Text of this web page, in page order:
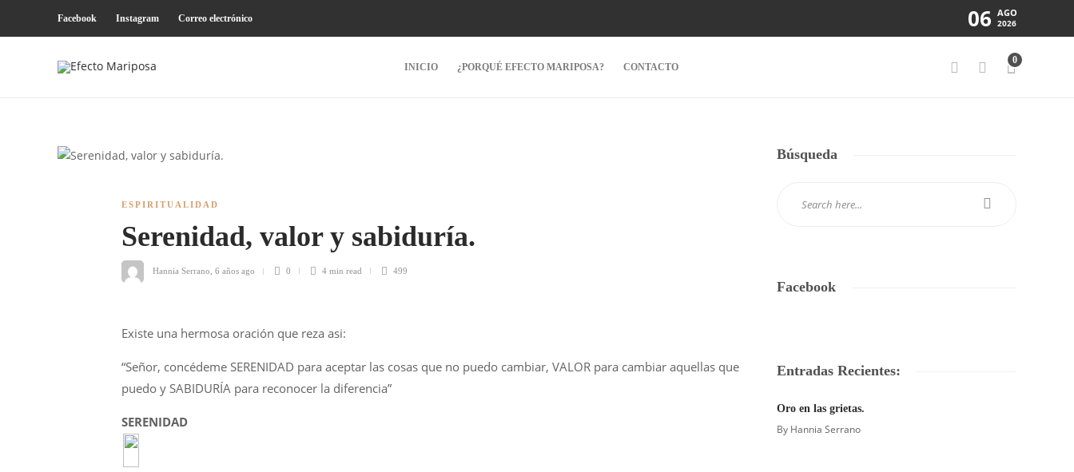
Facebook Instagram Correo electrónico 06 AGO
2026
INICIO ¿PORQUÉ EFECTO MARIPOSA? CONTACTO
0
ESPIRITUALIDAD
Serenidad, valor y sabiduría.
Hannia Serrano 6 años ago 0 4 min read 499
Existe una hermosa oración que reza asi:
“Señor, concédeme SERENIDAD para aceptar las cosas que no puedo cambiar, VALOR para cambiar aquellas que
puedo y SABIDURÍA para reconocer la diferencia”
SERENIDAD
Búsqueda
Facebook
Entradas Recientes:
Oro en las grietas.
By Hannia Serrano